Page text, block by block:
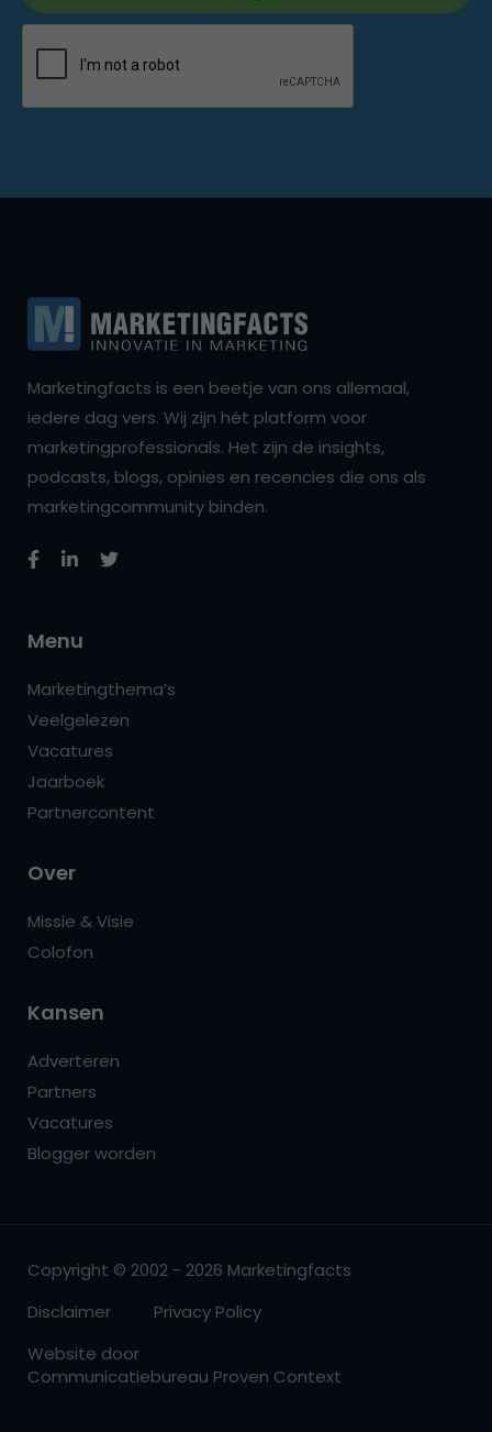
Marketingfacts is een beetje van ons allemaal,
iedere dag vers. Wij zijn hét platform voor
marketingprofessionals. Het zijn de insights,
podcasts, blogs, opinies en recencies die ons als
marketingcommunity binden.
Menu
Marketingthema’s
Veelgelezen
Vacatures
Jaarboek
Partnercontent
Over
Missie & Visie
Colofon
Kansen
Adverteren
Partners
Vacatures
Blogger worden
Copyright © 2002 - 2026 Marketingfacts
Disclaimer
Privacy Policy
Website door
Communicatiebureau Proven Context